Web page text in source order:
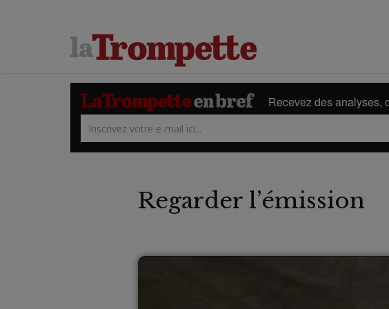
Recevez des analyses,
Regarder l’émission